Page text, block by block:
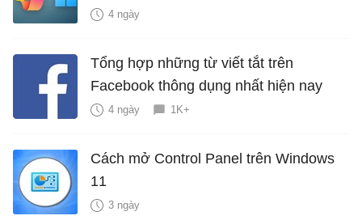
năng mới Hữu Ích
4 ngày
Tổng hợp những từ viết tắt trên
Facebook thông dụng nhất hiện nay
4 ngày 1K+
Cách mở Control Panel trên Windows
11
3 ngày